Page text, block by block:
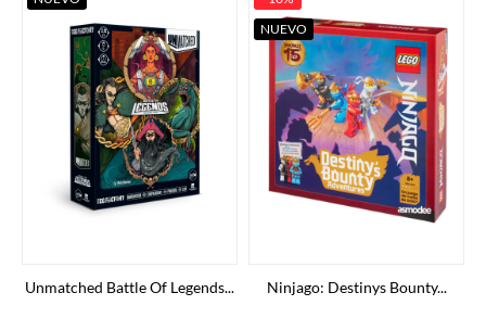
Unmatched Battle Of Legends... Ninjago: Destinys Bounty...
NUEVO